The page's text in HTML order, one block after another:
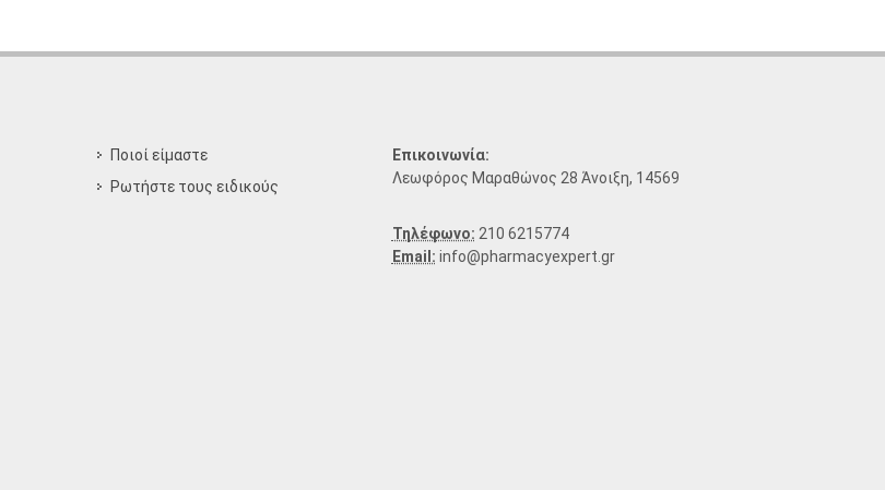
Ποιοί είμαστε
Ρωτήστε τους ειδικούς
Επικοινωνία:
Λεωφόρος Μαραθώνος 28 Άνοιξη, 14569
Τηλέφωνο: 210 6215774
Email: info@pharmacyexpert.gr